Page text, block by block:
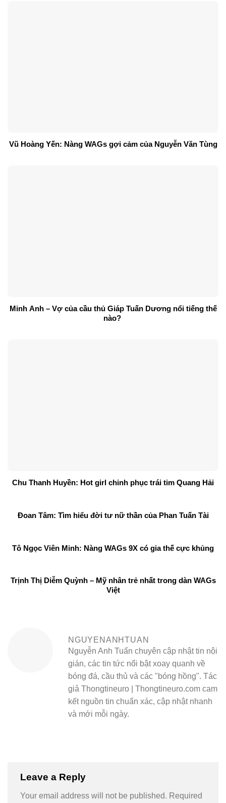
Vũ Hoàng Yến: Nàng WAGs gợi cảm của Nguyễn Văn Tùng
Minh Anh – Vợ của cầu thủ Giáp Tuấn Dương nổi tiếng thế
nào?
Chu Thanh Huyền: Hot girl chinh phục trái tim Quang Hải
Đoan Tâm: Tìm hiểu đời tư nữ thần của Phan Tuấn Tài
Tô Ngọc Viên Minh: Nàng WAGs 9X có gia thế cực khủng
Trịnh Thị Diễm Quỳnh – Mỹ nhân trẻ nhất trong dàn WAGs
Việt
NGUYENANHTUAN
Nguyễn Anh Tuấn chuyên cập nhật tin nội
gián, các tin tức nổi bật xoay quanh về
bóng đá, cầu thủ và các "bóng hồng". Tác
giả Thongtineuro | Thongtineuro.com cam
kết nguồn tin chuẩn xác, cập nhật nhanh
và mới mỗi ngày.
Leave a Reply
Your email address will not be published. Required